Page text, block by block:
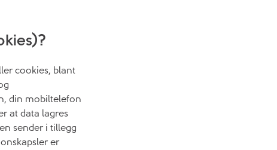
cookies, blant
din mobiltelefon
at data lagres
sender i tillegg
er